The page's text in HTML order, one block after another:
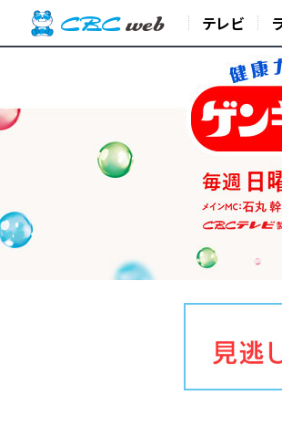
テレビ